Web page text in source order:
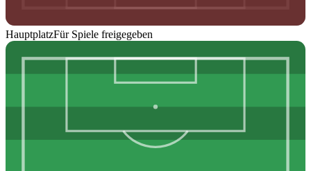
HauptplatzFür Spiele freigegeben